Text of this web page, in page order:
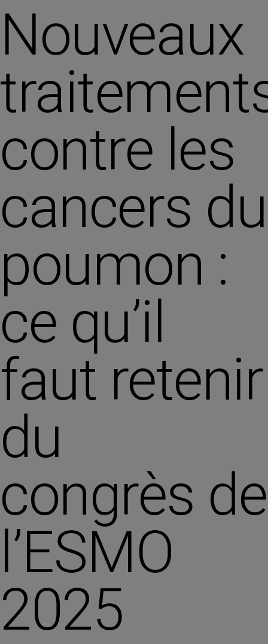
Nouveaux
contre les
cancers du
poumon :
ce qu’il
faut retenir
du
congrès de
l’ESMO
2025